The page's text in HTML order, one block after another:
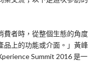
費者時，從整個生態的角度
品上的功能或介面。」黃峰
Summit 2016 是一